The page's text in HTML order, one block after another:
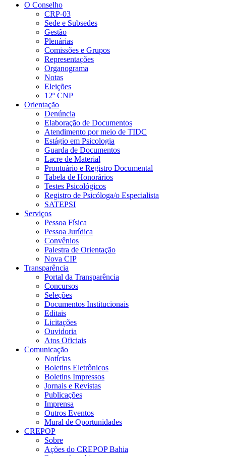
O Conselho
CRP-03
Sede e Subsedes
Gestão
Plenárias
Comissões e Grupos
Representações
Organograma
Notas
Eleições
12º CNP
Orientação
Denúncia
Elaboração de Documentos
Atendimento por meio de TIDC
Estágio em Psicologia
Guarda de Documentos
Lacre de Material
Prontuário e Registro Documental
Tabela de Honorários
Testes Psicológicos
Registro de Psicóloga/o Especialista
SATEPSI
Serviços
Pessoa Física
Pessoa Jurídica
Convênios
Palestra de Orientação
Nova CIP
Transparência
Portal da Transparência
Concursos
Seleções
Documentos Institucionais
Editais
Licitações
Ouvidoria
Atos Oficiais
Comunicação
Notícias
Boletins Eletrônicos
Boletins Impressos
Jornais e Revistas
Publicações
Imprensa
Outros Eventos
Mural de Oportunidades
CREPOP
Sobre
Ações do CREPOP Bahia